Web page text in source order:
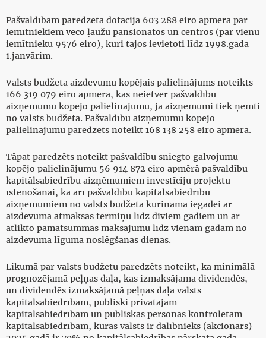
Pašvaldībām paredzēta dotācija 603 288 eiro apmērā par
iemītniekiem veco ļaužu pansionātos un centros (par vienu
iemītnieku 9576 eiro), kuri tajos ievietoti līdz 1998.gada
1.janvārim.
Valsts budžeta aizdevumu kopējais palielinājums noteikts
166 319 079 eiro apmērā, kas neietver pašvaldību
aizņēmumu kopējo palielinājumu, ja aizņēmumi tiek ņemti
no valsts budžeta. Pašvaldību aizņēmumu kopējo
palielinājumu paredzēts noteikt 168 138 258 eiro apmērā.
Tāpat paredzēts noteikt pašvaldību sniegto galvojumu
kopējo palielinājumu 56 914 872 eiro apmērā pašvaldību
kapitālsabiedrību aizņēmumiem investīciju projektu
īstenošanai, kā arī pašvaldību kapitālsabiedrību
aizņēmumiem no valsts budžeta kurināmā iegādei ar
aizdevuma atmaksas termiņu līdz diviem gadiem un ar
atlikto pamatsummas maksājumu līdz vienam gadam no
aizdevuma līguma noslēgšanas dienas.
Likumā par valsts budžetu paredzēts noteikt, ka minimālā
prognozējamā peļņas daļa, kas izmaksājama dividendēs,
un dividendēs izmaksājamā peļņas daļa valsts
kapitālsabiedrībām, publiski privātajām
kapitālsabiedrībām un publiskas personas kontrolētām
kapitālsabiedrībām, kurās valsts ir dalībnieks (akcionārs)